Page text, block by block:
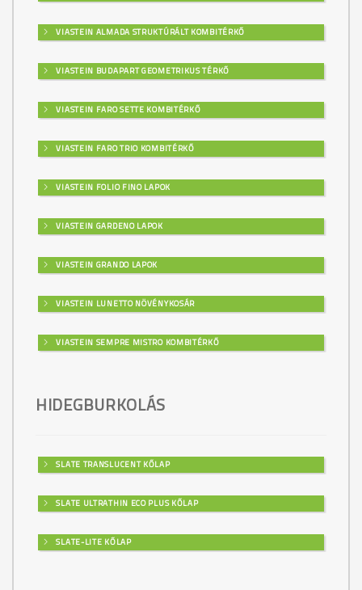
VIASTEIN ALMADA STRUKTÚRÁLT KOMBITÉRKŐ
VIASTEIN BUDAPART GEOMETRIKUS TÉRKŐ
VIASTEIN FARO SETTE KOMBITÉRKŐ
VIASTEIN FARO TRIO KOMBITÉRKŐ
VIASTEIN FOLIO FINO LAPOK
VIASTEIN GARDENO LAPOK
VIASTEIN GRANDO LAPOK
VIASTEIN LUNETTO NÖVÉNYKOSÁR
VIASTEIN SEMPRE MISTRO KOMBITÉRKŐ
HIDEGBURKOLÁS
SLATE TRANSLUCENT KŐLAP
SLATE ULTRATHIN ECO PLUS KŐLAP
SLATE-LITE KŐLAP